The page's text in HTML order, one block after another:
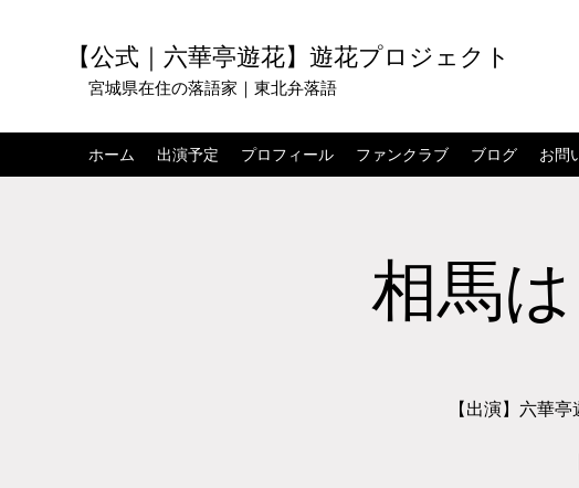
【公式｜六華亭遊花】遊花プロジェクト
宮城県在住の落語家｜東北弁落語
ホーム 出演予定 プロフィール ファンクラブ ブログ お問
相馬
【出演】六華